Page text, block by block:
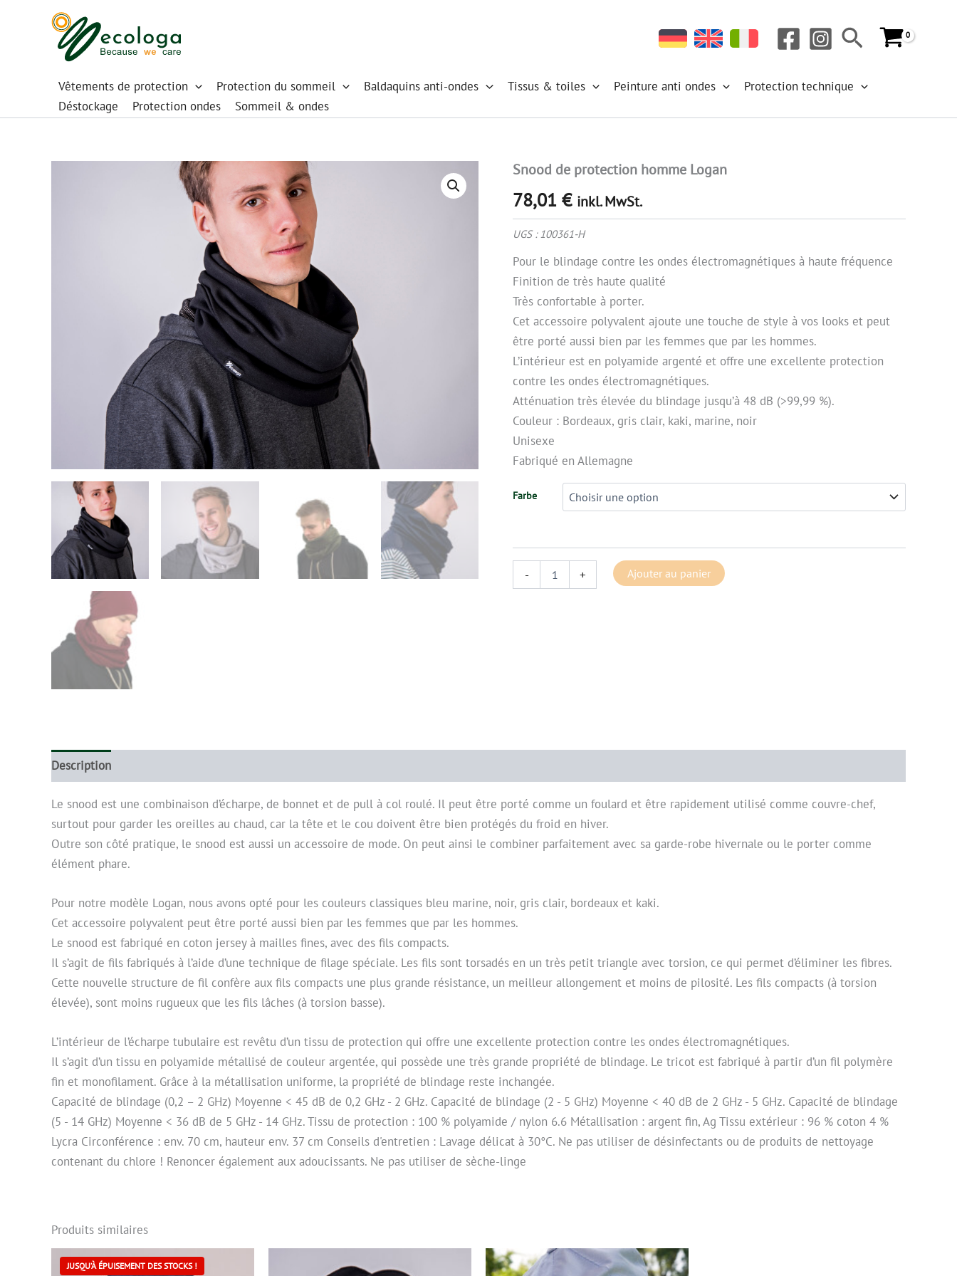
Rechercher
Vêtements de protection Protection du sommeil Baldaquins anti-ondes Tissus & toiles Peinture anti ondes
Protection technique
Déstockage
Protection ondes Sommeil & ondes
Snood de protection homme Logan
78,01 € inkl. MwSt.
UGS :100361-H
Pour le blindage contre les ondes électromagnétiques à haute fréquence
Finition de très haute qualité
Très confortable à porter.
Cet accessoire polyvalent ajoute une touche de style à vos looks et peut
être porté aussi bien par les femmes que par les hommes.
L’intérieur est en polyamide argenté et offre une excellente protection
contre les ondes électromagnétiques.
Atténuation très élevée du blindage jusqu’à 48 dB (>99,99 %).
Couleur : Bordeaux, gris clair, kaki, marine, noir
Unisexe
Fabriqué en Allemagne
Farbe
-
quantité
Snood
de
homme
+ Ajouter au panier
Description
Le snood est une combinaison d’écharpe, de bonnet et de pull à col roulé. Il peut être porté comme un foulard et être rapidement utilisé comme couvre-chef,
surtout pour garder les oreilles au chaud, car la tête et le cou doivent être bien protégés du froid en hiver.
Outre son côté pratique, le snood est aussi un accessoire de mode. On peut ainsi le combiner parfaitement avec sa garde-robe hivernale ou le porter comme
élément phare.
Pour notre modèle Logan, nous avons opté pour les couleurs classiques bleu marine, noir, gris clair, bordeaux et kaki.
Cet accessoire polyvalent peut être porté aussi bien par les femmes que par les hommes.
Le snood est fabriqué en coton jersey à mailles fines, avec des fils compacts.
Il s’agit de fils fabriqués à l’aide d’une technique de filage spéciale. Les fils sont torsadés en un très petit triangle avec torsion, ce qui permet d’éliminer les fibres.
Cette nouvelle structure de fil confère aux fils compacts une plus grande résistance, un meilleur allongement et moins de pilosité. Les fils compacts (à torsion
élevée), sont moins rugueux que les fils lâches (à torsion basse).
L’intérieur de l’écharpe tubulaire est revêtu d’un tissu de protection qui offre une excellente protection contre les ondes électromagnétiques.
Il s’agit d’un tissu en polyamide métallisé de couleur argentée, qui possède une très grande propriété de blindage. Le tricot est fabriqué à partir d’un fil polymère
fin et monofilament. Grâce à la métallisation uniforme, la propriété de blindage reste inchangée.
Capacité de blindage (0,2 – 2 GHz) Moyenne < 45 dB de 0,2 GHz - 2 GHz. Capacité de blindage (2 - 5 GHz) Moyenne < 40 dB de 2 GHz - 5 GHz. Capacité de blindage
(5 - 14 GHz) Moyenne < 36 dB de 5 GHz - 14 GHz. Tissu de protection : 100 % polyamide / nylon 6.6 Métallisation : argent fin, Ag Tissu extérieur : 96 % coton 4 %
Lycra Circonférence : env. 70 cm, hauteur env. 37 cm Conseils d'entretien : Lavage délicat à 30°C. Ne pas utiliser de désinfectants ou de produits de nettoyage
contenant du chlore ! Renoncer également aux adoucissants. Ne pas utiliser de sèche-linge
Produits similaires
JUSQU’À ÉPUISEMENT DES STOCKS !
Ce